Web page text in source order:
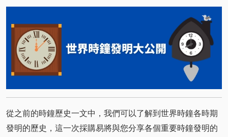
從之前的時鐘歷史一文中，我們可以了解到世界時鐘各時期
發明的歷史，這一次採購易將與您分享各個重要時鐘發明的